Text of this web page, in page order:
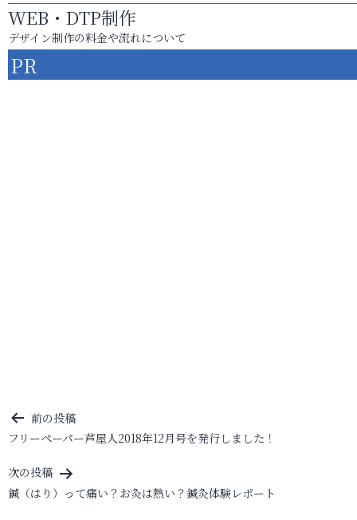
WEB・DTP制作
デザイン制作の料金や流れについて
PR
投
稿
ナ
ビ
前の投稿
フリーペーパー芦屋人2018年12月号を発行しました！
次の投稿
鍼（はり）って痛い？お灸は熱い？鍼灸体験レポート